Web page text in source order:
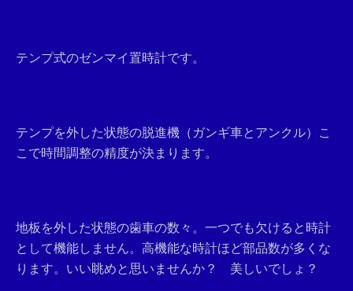
テンプ式のゼンマイ置時計です。
テンプを外した状態の脱進機（ガンギ車とアンクル）こ
こで時間調整の精度が決まります。
地板を外した状態の歯車の数々。一つでも欠けると時計
として機能しません。高機能な時計ほど部品数が多くな
ります。いい眺めと思いませんか？ 美しいでしょ？